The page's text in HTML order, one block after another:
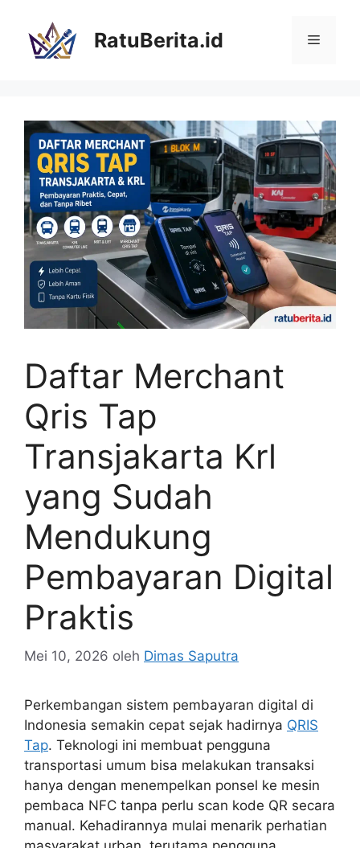
RatuBerita.id Menu
Daftar Merchant
Qris Tap
Transjakarta Krl
yang Sudah
Mendukung
Pembayaran Digital
Praktis
Mei 10, 2026 oleh Dimas Saputra
Perkembangan sistem pembayaran digital di
Indonesia semakin cepat sejak hadirnya QRIS
Tap. Teknologi ini membuat pengguna
transportasi umum bisa melakukan transaksi
hanya dengan menempelkan ponsel ke mesin
pembaca NFC tanpa perlu scan kode QR secara
manual. Kehadirannya mulai menarik perhatian